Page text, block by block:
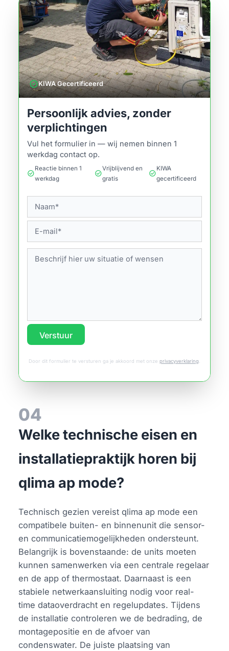
verifiedKIWA Gecertificeerd
Persoonlijk advies, zonder
verplichtingen
Vul het formulier in — wij nemen binnen 1
werkdag contact op.
check_circle
Reactie binnen 1
werkdag
check_circle
Vrijblijvend en
gratis
check_circle
KIWA
gecertificeerd
Verstuur
Door dit formulier te versturen ga je akkoord met onze privacyverklaring
04
Welke technische eisen en
installatiepraktijk horen bij
qlima ap mode?
Technisch gezien vereist qlima ap mode een
compatibele buiten- en binnenunit die sensor-
en communicatiemogelijkheden ondersteunt.
Belangrijk is bovenstaande: de units moeten
kunnen samenwerken via een centrale regelaar
en de app of thermostaat. Daarnaast is een
stabiele netwerkaansluiting nodig voor real-
time dataoverdracht en regelupdates. Tijdens
de installatie controleren we de bedrading, de
montagepositie en de afvoer van
condenswater. De juiste plaatsing van